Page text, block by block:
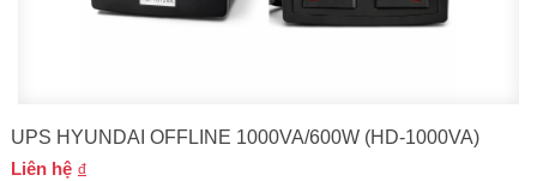
UPS HYUNDAI OFFLINE 1000VA/600W (HD-1000VA)
Liên hệ